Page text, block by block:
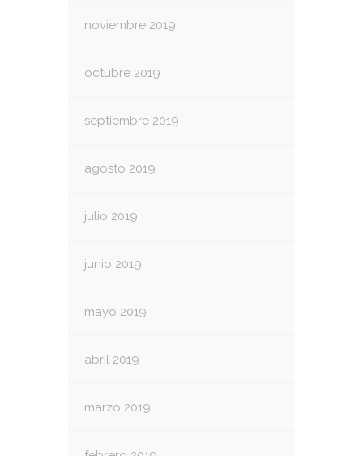
noviembre 2019
octubre 2019
septiembre 2019
agosto 2019
julio 2019
junio 2019
mayo 2019
abril 2019
marzo 2019